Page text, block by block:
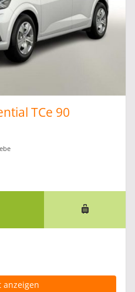
TCe 90
anzeigen